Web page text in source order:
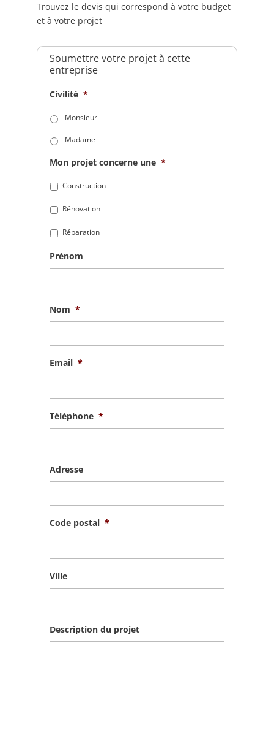
Trouvez le devis qui correspond à votre budget
et à votre projet
Soumettre votre projet à cette
entreprise
Civilité *
Monsieur
Madame
Mon projet concerne une *
Construction
Rénovation
Réparation
Prénom
Nom *
Email *
Téléphone *
Adresse
Code postal *
Ville
Description du projet